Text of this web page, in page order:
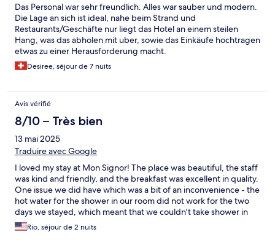
Das Personal war sehr freundlich. Alles war sauber und modern.
Die Lage an sich ist ideal, nahe beim Strand und
Restaurants/Geschäfte nur liegt das Hotel an einem steilen
Hang, was das abholen mit uber, sowie das Einkäufe hochtragen
etwas zu einer Herausforderung macht.
Desiree, séjour de 7 nuits
Avis vérifié
8/10 – Très bien
13 mai 2025
Traduire avec Google
I loved my stay at Mon Signor! The place was beautiful, the staff
was kind and friendly, and the breakfast was excellent in quality.
One issue we did have which was a bit of an inconvenience - the
hot water for the shower in our room did not work for the two
days we stayed, which meant that we couldn't take shower in
our room. However, the hotel staff arranged an access at
another room that did have the hot water running so that we
Rio, séjour de 2 nuits